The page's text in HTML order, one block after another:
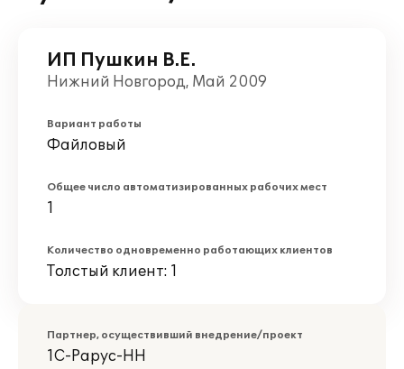
ИП Пушкин В.Е.
Нижний Новгород, Май 2009
Вариант работы
Файловый
Общее число автоматизированных рабочих мест
1
Количество одновременно работающих клиентов
Толстый клиент: 1
Партнер, осуществивший внедрение/проект
1С-Рарус-НН